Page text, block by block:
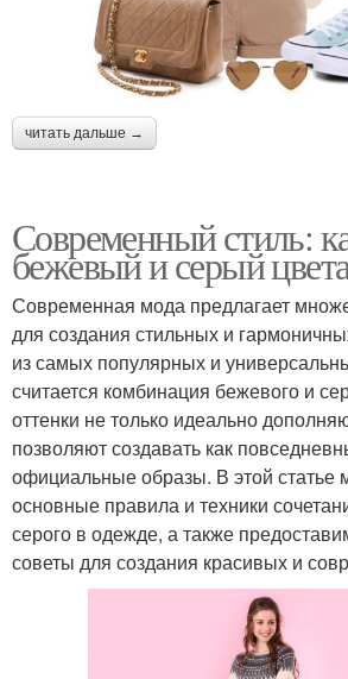
читать дальше →
Современный стиль:
бежевый и серый
Современная мода предлагает
для создания стильных и
из самых популярных и
считается комбинация бежевого и
оттенки не только идеально
позволяют создавать как
официальные образы. В этой статье
основные правила и техники
серого в одежде, а также
советы для создания красивых и